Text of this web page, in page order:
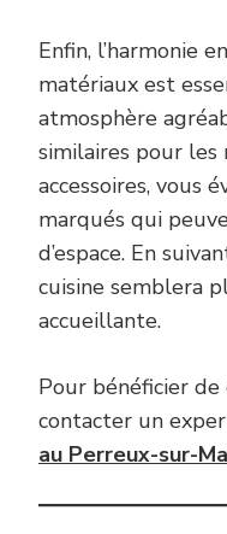
Enfin, l’harmonie
matériaux est
atmosphère
similaires pour les
accessoires, vous
marqués qui
d’espace. En
cuisine semblera
accueillante.
Pour bénéficier de
contacter un
au Perreux-sur-